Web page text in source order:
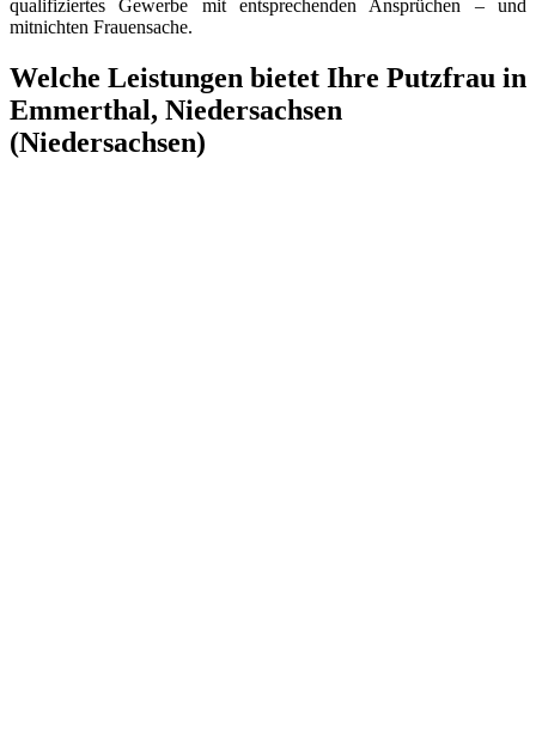
qualifiziertes Gewerbe mit entsprechenden Ansprüchen – und
mitnichten Frauensache.
Welche Leistungen bietet Ihre Putzfrau in
Emmerthal, Niedersachsen
(Niedersachsen)